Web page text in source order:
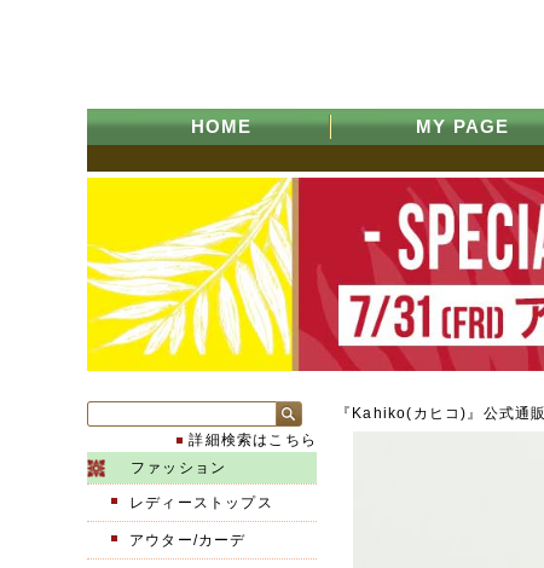
HOME MY PAGE
『Kahiko(カヒコ)』公式通販
詳細検索はこちら
ファッション
レディーストップス
アウター/カーデ